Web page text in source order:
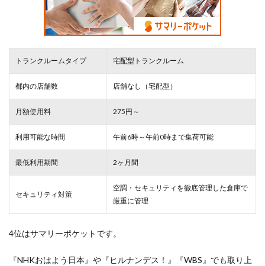
トランクルームタイプ 宅配型トランクルーム
都内の店舗数 店舗なし（宅配型）
月額使用料 275円～
利用可能な時間 午前6時～午前0時まで集荷可能
最低利用期間 2ヶ月間
セキュリティ対策
空調・セキュリティを徹底管理した倉庫で
厳重に管理
4位はサマリーポケットです。
『NHKおはよう日本』や『ヒルナンデス！』『WBS』でも取り上